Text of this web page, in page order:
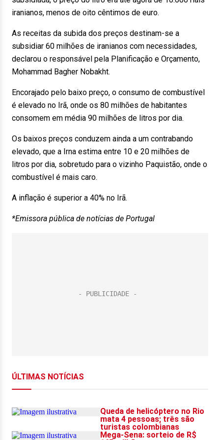
iranianos, menos de oito cêntimos de euro.
As receitas da subida dos preços destinam-se a
subsidiar 60 milhões de iranianos com necessidades,
declarou o responsável pela Planificação e Orçamento,
Mohammad Bagher Nobakht.
Encorajado pelo baixo preço, o consumo de combustível
é elevado no Irã, onde os 80 milhões de habitantes
consomem em média 90 milhões de litros por dia.
Os baixos preços conduzem ainda a um contrabando
elevado, que a Irna estima entre 10 e 20 milhões de
litros por dia, sobretudo para o vizinho Paquistão, onde o
combustível é mais caro.
A inflação é superior a 40% no Irã.
*Emissora pública de notícias de Portugal